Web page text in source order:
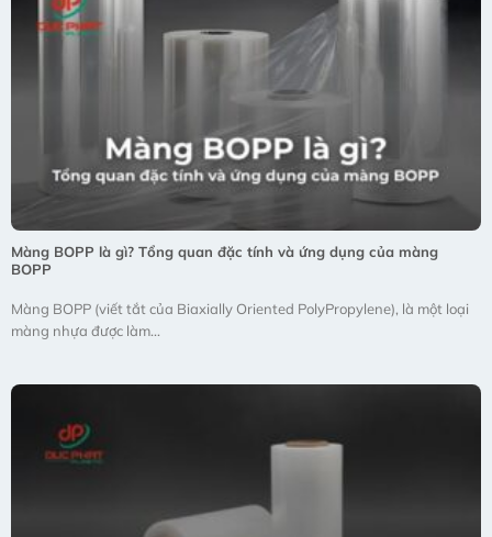
Màng BOPP là gì? Tổng quan đặc tính và ứng dụng của màng
BOPP
Màng BOPP (viết tắt của Biaxially Oriented PolyPropylene), là một loại
màng nhựa được làm...